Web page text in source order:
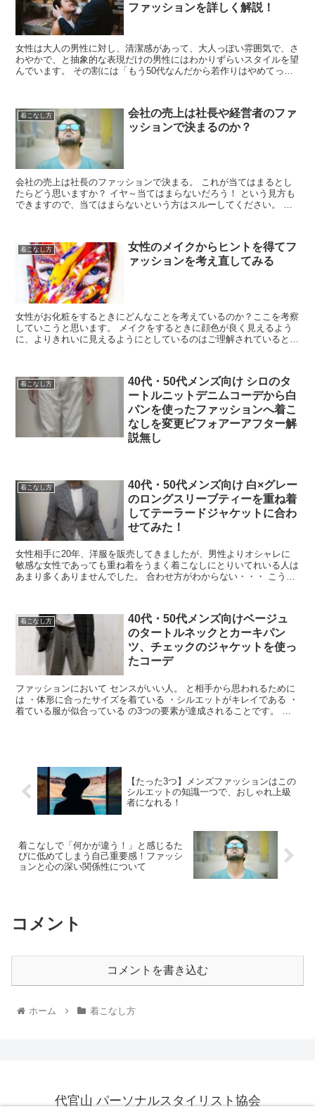
ファッションを詳しく解説！
女性は大人の男性に対し、清潔感があって、大人っぽい雰囲気で、さ
わやかで、と抽象的な表現だけの男性にはわかりずらいスタイルを望
んでいます。 その割には「もう50代なんだから若作りはやめてっ」
着こなし方
会社の売上は社長や経営者のファ
ッションで決まるのか？
会社の売上は社長のファッションで決まる。 これが当てはまるとし
たらどう思いますか？ イヤ～当てはまらないだろう！ という見方も
できますので、当てはまらないという方はスルーしてください。 社
着こなし方
女性のメイクからヒントを得てフ
ァッションを考え直してみる
女性がお化粧をするときにどんなことを考えているのか？ここを考察
していこうと思います。 メイクをするときに顔色が良く見えるよう
に、よりきれいに見えるようにとしているのはご理解されていると思
着こなし方
40代・50代メンズ向け シロのタ
ートルニットデニムコーデから白
パンを使ったファッションへ着こ
なしを変更ビフォアーアフター解
説無し
着こなし方
40代・50代メンズ向け 白×グレー
のロングスリーブティーを重ね着
してテーラードジャケットに合わ
せてみた！
女性相手に20年、洋服を販売してきましたが、男性よりオシャレに
敏感な女性であっても重ね着をうまく着こなしにとりいてれいる人は
あまり多くありませんでした。 合わせ方がわからない・・・ こうし
着こなし方
40代・50代メンズ向けベージュ
のタートルネックとカーキパン
ツ、チェックのジャケットを使っ
たコーデ
ファッションにおいて センスがいい人。 と相手から思われるために
は ・体形に合ったサイズを着ている ・シルエットがキレイである ・
着ている服が似合っている の3つの要素が達成されることです。 そ
【たった3つ】メンズファッションはこの
シルエットの知識一つで、おしゃれ上級
者になれる！
着こなしで「何かが違う！」と感じるた
びに低めてしまう自己重要感！ファッシ
ョンと心の深い関係性について
コメント
コメントを書き込む
ホーム 着こなし方
代官山 パーソナルスタイリスト協会